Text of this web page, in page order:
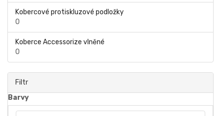
Kobercové protiskluzové podložky
0
Koberce Accessorize vlněné
0
Filtr
Barvy